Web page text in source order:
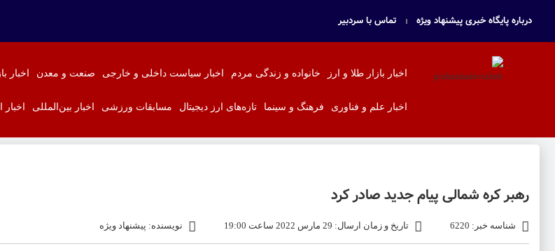
درباره پایگاه خبری پیشنهاد ویژه تماس با سردبیر
اخبار بازار طلا و ارز خانواده و زندگی مردم اخبار سیاست داخلی و خارجی صنعت و معدن اخبار
اخبار علم و فناوری فرهنگ و سینما تازه‌های ارز دیجیتال مسابقات ورزشی اخبار بین‌المللی اخبار
رهبر کره شمالی پیام جدید صادر کرد
شناسه خبر: 6220 تاریخ و زمان ارسال: 29 مارس 2022 ساعت 19:00 نویسنده: پیشنهاد ویژه